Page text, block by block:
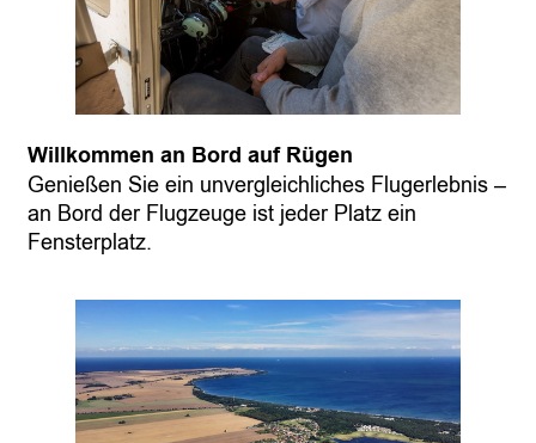
Willkommen an Bord auf Rügen
Genießen Sie ein unvergleichliches Flugerlebnis –
an Bord der Flugzeuge ist jeder Platz ein
Fensterplatz.